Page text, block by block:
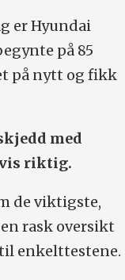
inn.
tron helt ut,
SUV inntar
listen.
inn. Tesla
versjon.
er Hyundai
på 85
på nytt og fikk
med
riktig.
de viktigste,
rask oversikt
enkelttestene.